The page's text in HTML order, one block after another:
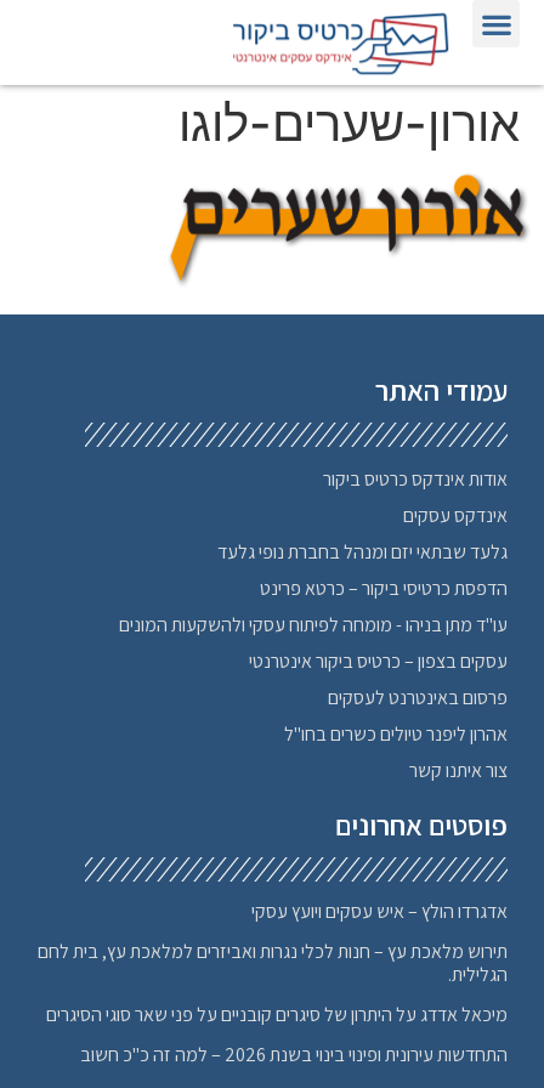
אורון-שערים-לוגו
עמודי האתר
אודות אינדקס כרטיס ביקור
אינדקס עסקים
גלעד שבתאי יזם ומנהל בחברת נופי גלעד
הדפסת כרטיסי ביקור – כרטא פרינט
עו"ד מתן בניהו - מומחה לפיתוח עסקי ולהשקעות המונים
עסקים בצפון – כרטיס ביקור אינטרנטי
פרסום באינטרנט לעסקים
אהרון ליפנר טיולים כשרים בחו"ל
צור איתנו קשר
פוסטים אחרונים
אדגרדו הולץ – איש עסקים ויועץ עסקי
תירוש מלאכת עץ – חנות לכלי נגרות ואביזרים למלאכת עץ, בית לחם
הגלילית.
מיכאל אדדג על היתרון של סיגרים קובניים על פני שאר סוגי הסיגרים
התחדשות עירונית ופינוי בינוי בשנת 2026 – למה זה כ"כ חשוב